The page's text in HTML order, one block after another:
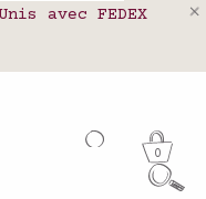
!
avec FEDEX
en France,
0